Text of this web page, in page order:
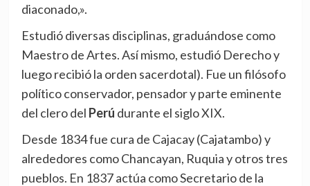
diaconado,».
Estudió diversas disciplinas, graduándose como
Maestro de Artes. Así mismo, estudió Derecho y
luego recibió la orden sacerdotal). Fue un filósofo
político conservador, pensador y parte eminente
del clero del Perú durante el siglo XIX.
Desde 1834 fue cura de Cajacay (Cajatambo) y
alrededores como Chancayan, Ruquia y otros tres
pueblos. En 1837 actúa como Secretario de la